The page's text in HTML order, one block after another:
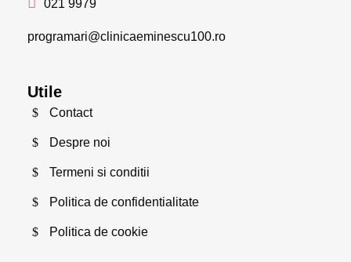
021 9979
programari@clinicaeminescu100.ro
Utile
Contact
Despre noi
Termeni si conditii
Politica de confidentialitate
Politica de cookie